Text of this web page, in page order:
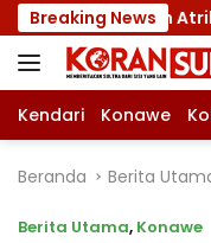
Langsung
ke
konten
Breaking News
Atribut dan
Kendari Konawe
Beranda Berita
Berita Utama, Konawe